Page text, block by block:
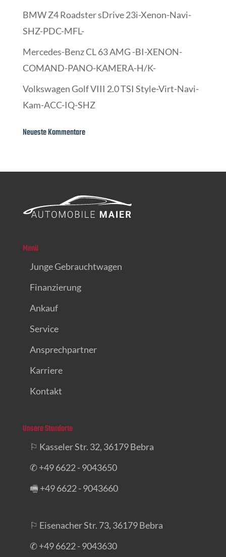
BMW Z4 Roadster sDrive 23i-Xenon-Navi-
SHZ-PDC-MFL-
Mercedes-Benz CL 63 AMG -BI-XENON-
COMAND-PANO-KAMERA-H/K-
Volkswagen Golf VIII 2.0 TSI Style-Virt-Navi-
Kam-ACC-IQ-SHZ
Neueste Kommentare
Menü
Junge Gebrauchtwagen
Finanzierung
Ankauf
Service
Ansprechpartner
Karriere
Kontakt
Unsere Standorte
⚐ Kasseler Str. 32, 36179 Bebra
✆ +49 6622 - 9043650
🖷 +49 6622 - 9043660
⚐ Eisenacher Str. 73, 36179 Bebra
✆ +49 6622 - 9043630